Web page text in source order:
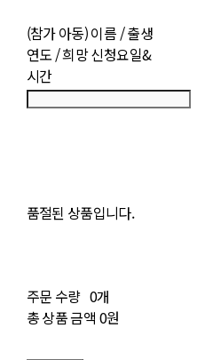
(참가 아동) 이름 / 출생
연도 / 희망 신청요일&
시간
품절된 상품입니다.
주문 수량 0개
총 상품 금액 0원